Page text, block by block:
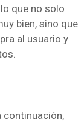
que no solo
bien, sino que
al usuario y
continuación,